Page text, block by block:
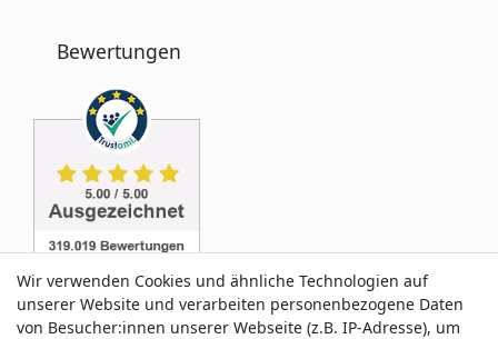
Bewertungen
Wir verwenden Cookies und ähnliche Technologien auf
unserer Website und verarbeiten personenbezogene Daten
von Besucher:innen unserer Webseite (z.B. IP-Adresse), um